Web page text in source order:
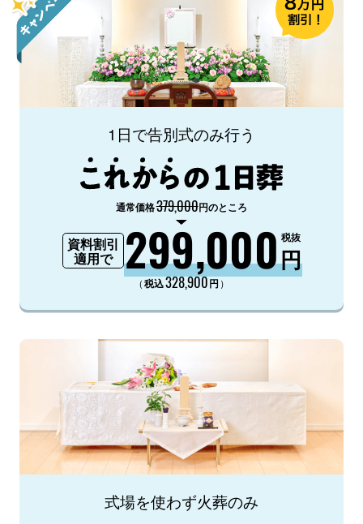
1日で告別式のみ行う
通常価格379,000円のところ
資料割引
適用で
299,000円
税抜
（税込328,900円 ）
式場を使わず火葬のみ